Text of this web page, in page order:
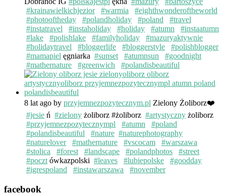
#krainawielkichjezior
#warmia
#eighthwonderoftheworld
#photooftheday
#polandholiday #poland
#travel
#instatravel
#instaholiday #holiday #atumn
#instaatumn
#lake
#polishlake #familyholiday
#mazuryaktywnie
#holidaytravel
#bloggerlife #bloggerstyle
#polishblogger
#mamapiel ęgniarka #sunset #atumnsun
#goodnight
#mathernature
#greenwich #polandisbeautiful
8 lat ago by przyjemnezpozytecznym.pl Zielony Żoliborz❤️
#jesie ń #zielony żoliborz #żoliborz #artystyczny żoliborz
#przyjemnezpozytecznympl
#atumn
#poland
#polandisbeautiful
#nature #naturephotography
#naturelover
#mathernature #vscocam
#warszawa
#stolica
#forest #landscape #polandphotos
#street
#poczt ówkazpolski #leaves #lubiepolske
#goodday
#igrespoland
#instawarszawa #november
facebook